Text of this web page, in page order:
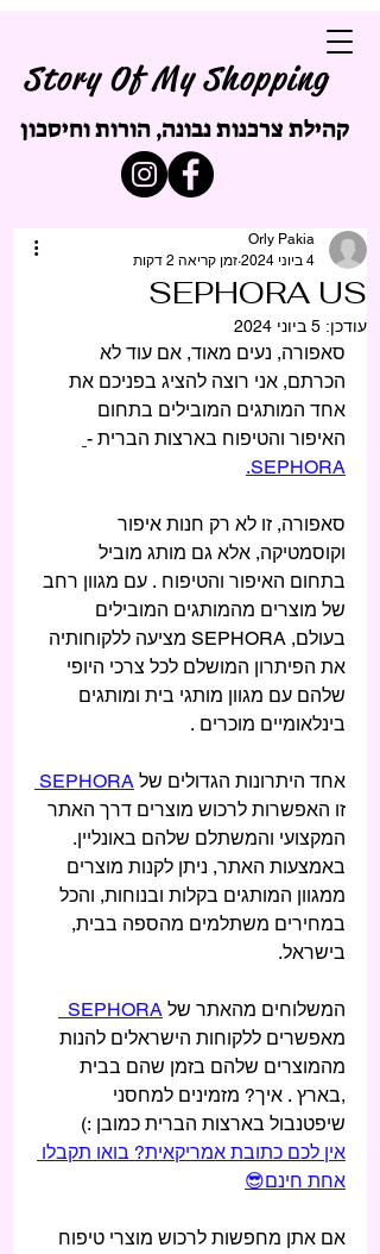
קהילת צרכנות נבונה, הורות וחיסכון
Story Of My Shopping
SEPHORA US
Orly Pakia
4 ביוני 2024
זמן קריאה 2 דקות
עודכן: 5 ביוני 2024
סאפורה, נעים מאוד, אם עוד לא
הכרתם, אני רוצה להציג בפניכם את
אחד המותגים המובילים בתחום
האיפור והטיפוח בארצות הברית -
SEPHORA.
סאפורה, זו לא רק חנות איפור
וקוסמטיקה, אלא גם מותג מוביל
בתחום האיפור והטיפוח . עם מגוון רחב
של מוצרים מהמותגים המובילים
בעולם, SEPHORA מציעה ללקוחותיה
את הפיתרון המושלם לכל צרכי היופי
שלהם עם מגוון מותגי בית ומותגים
בינלאומיים מוכרים .
אחד היתרונות הגדולים של SEPHORA
זו האפשרות לרכוש מוצרים דרך האתר
המקצועי והמשתלם שלהם באונליין.
באמצעות האתר, ניתן לקנות מוצרים
ממגוון המותגים בקלות ובנוחות, והכל
במחירים משתלמים מהספה בבית,
בישראל.
המשלוחים מהאתר של SEPHORA
מאפשרים ללקוחות הישראלים להנות
מהמוצרים שלהם בזמן שהם בבית
,בארץ . איך? מזמינים למחסני
שיפטנבול בארצות הברית כמובן :)
אין לכם כתובת אמריקאית? בואו תקבלו
אחת חינם😎
אם אתן מחפשות לרכוש מוצרי טיפוח